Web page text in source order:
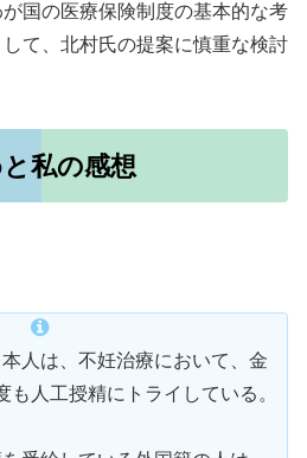
国の医療保険制度の基本的な考
て、北村氏の提案に慎重な検討
私の感想
人は、不妊治療において、金
人工授精にトライしている。